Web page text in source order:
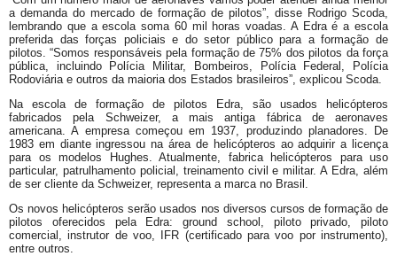
a demanda do mercado de formação de pilotos”, disse Rodrigo Scoda,
lembrando que a escola soma 60 mil horas voadas. A Edra é a escola
preferida das forças policiais e do setor público para a formação de
pilotos. “Somos responsáveis pela formação de 75% dos pilotos da força
pública, incluindo Polícia Militar, Bombeiros, Polícia Federal, Polícia
Rodoviária e outros da maioria dos Estados brasileiros”, explicou Scoda.
Na escola de formação de pilotos Edra, são usados helicópteros
fabricados pela Schweizer, a mais antiga fábrica de aeronaves
americana. A empresa começou em 1937, produzindo planadores. De
1983 em diante ingressou na área de helicópteros ao adquirir a licença
para os modelos Hughes. Atualmente, fabrica helicópteros para uso
particular, patrulhamento policial, treinamento civil e militar. A Edra, além
de ser cliente da Schweizer, representa a marca no Brasil.
Os novos helicópteros serão usados nos diversos cursos de formação de
pilotos oferecidos pela Edra: ground school, piloto privado, piloto
comercial, instrutor de voo, IFR (certificado para voo por instrumento),
entre outros.